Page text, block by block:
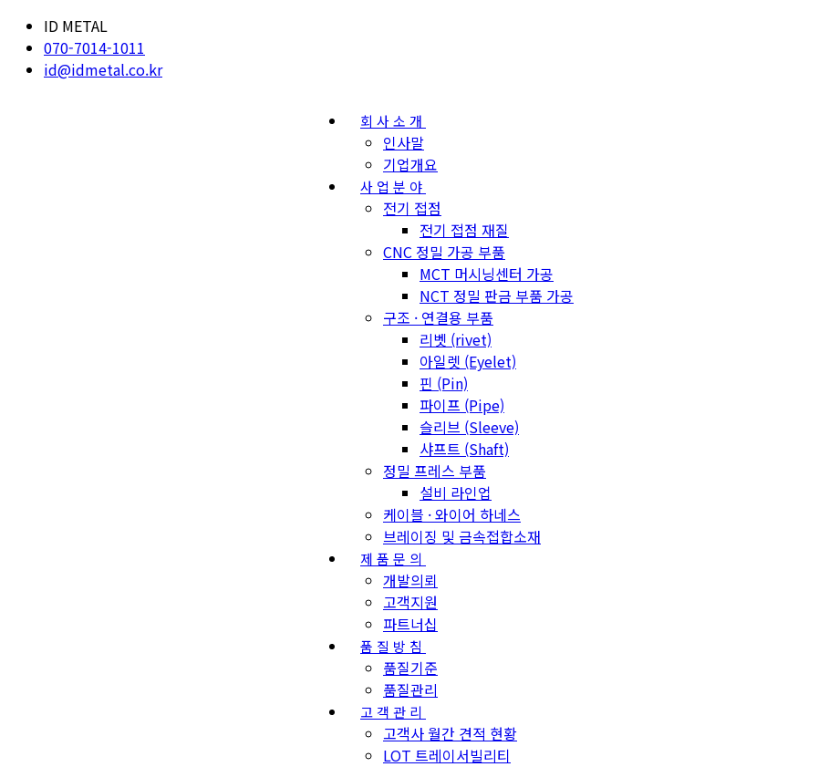
ID METAL
070-7014-1011
id@idmetal.co.kr
회사소개
인사말
기업개요
사업분야
전기 접점
전기 접점 재질
CNC 정밀 가공 부품
MCT 머시닝센터 가공
NCT 정밀 판금 부품 가공
구조 · 연결용 부품
리벳 (rivet)
아일렛 (Eyelet)
핀 (Pin)
파이프 (Pipe)
슬리브 (Sleeve)
샤프트 (Shaft)
정밀 프레스 부품
설비 라인업
케이블 · 와이어 하네스
브레이징 및 금속접합소재
제품문의
개발의뢰
고객지원
파트너십
품질방침
품질기준
품질관리
고객관리
고객사 월간 견적 현황
LOT 트레이서빌리티